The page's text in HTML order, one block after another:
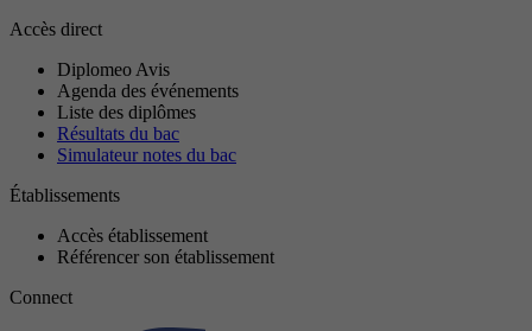
Accès direct
Diplomeo Avis
Agenda des événements
Liste des diplômes
Résultats du bac
Simulateur notes du bac
Établissements
Accès établissement
Référencer son établissement
Connect